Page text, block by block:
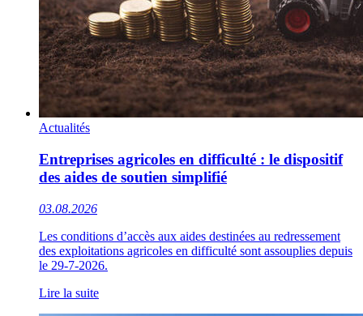
Actualités
Entreprises agricoles en difficulté : le dispositif
des aides de soutien simplifié
03.08.2026
Les conditions d’accès aux aides destinées au redressement
des exploitations agricoles en difficulté sont assouplies depuis
le 29-7-2026.
Lire la suite